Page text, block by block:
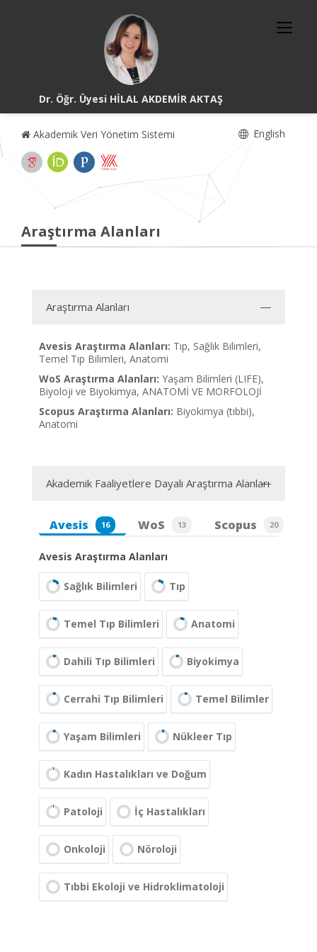
Dr. Öğr. Üyesi HİLAL AKDEMİR AKTAŞ
Akademik Veri Yönetim Sistemi English
Araştırma Alanları
Araştırma Alanları
Avesis Araştırma Alanları: Tıp, Sağlık Bilimleri,
Temel Tıp Bilimleri, Anatomi
WoS Araştırma Alanları: Yaşam Bilimleri (LIFE),
Biyoloji ve Biyokimya, ANATOMİ VE MORFOLOJİ
Scopus Araştırma Alanları: Biyokimya (tıbbi),
Anatomi
Akademik Faaliyetlere Dayalı Araştırma Alanları
Avesis 16 WoS 13 Scopus 20
Avesis Araştırma Alanları
Sağlık Bilimleri Tıp
Temel Tıp Bilimleri Anatomi
Dahili Tıp Bilimleri Biyokimya
Cerrahi Tıp Bilimleri Temel Bilimler
Yaşam Bilimleri Nükleer Tıp
Kadın Hastalıkları ve Doğum
Patoloji İç Hastalıkları
Onkoloji Nöroloji
Tıbbi Ekoloji ve Hidroklimatoloji